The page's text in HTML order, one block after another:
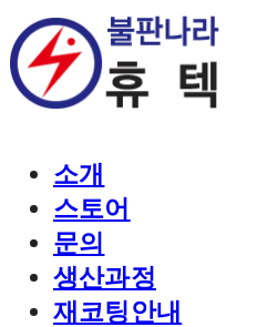
소개
스토어
문의
생산과정
재코팅안내